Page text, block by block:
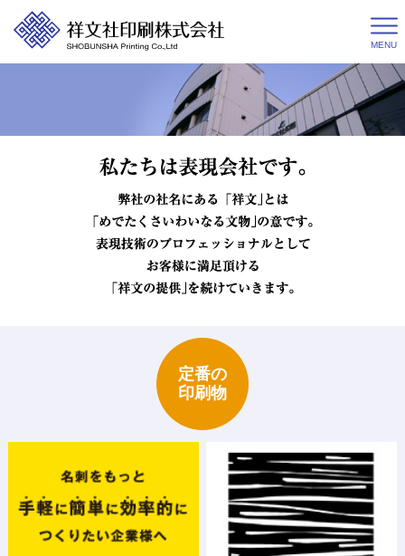
MENU
定番の
印刷物